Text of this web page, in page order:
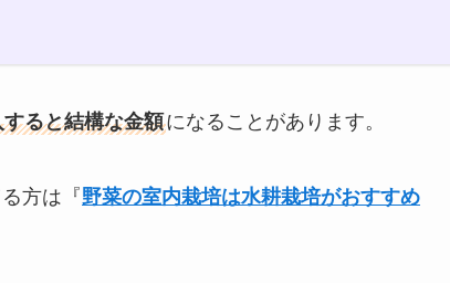
ると結構な金額になることがあります。
方は『野菜の室内栽培は水耕栽培がおすすめ